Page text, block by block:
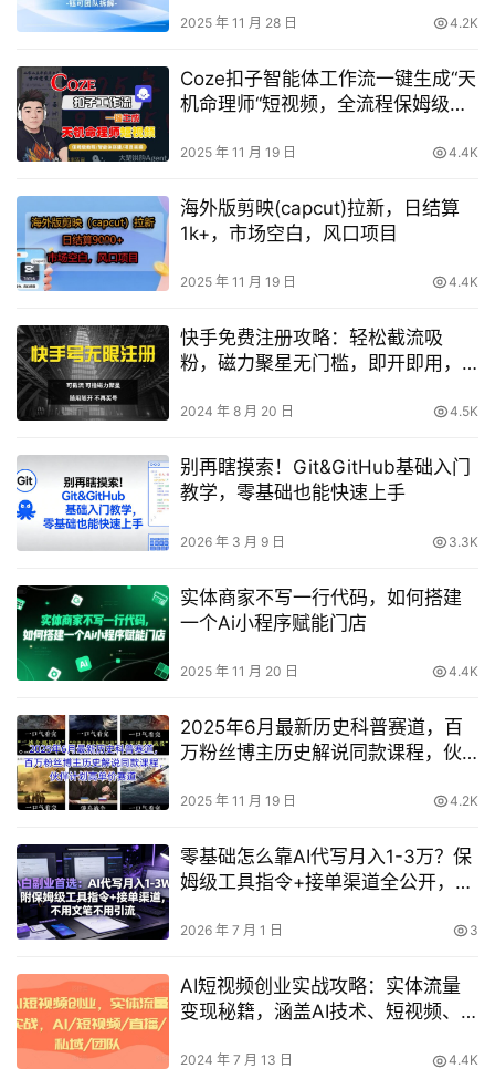
2025 年 11 月 28 日 4.2K
Coze扣子智能体工作流一键生成“天
机命理师“短视频，全流程保姆级教
2025 年 11 月 19 日 4.4K
海外版剪映(capcut)拉新，日结算
1k+，市场空白，风口项目
2025 年 11 月 19 日 4.4K
快手免费注册攻略：轻松截流吸
粉，磁力聚星无门槛，即开即用，
2024 年 8 月 20 日 4.5K
别再瞎摸索！Git&GitHub基础入门
教学，零基础也能快速上手
2026 年 3 月 9 日 3.3K
实体商家不写一行代码，如何搭建
一个Ai小程序赋能门店
2025 年 11 月 20 日 4.4K
2025年6月最新历史科普赛道，百
万粉丝博主历史解说同款课程，伙
2025 年 11 月 19 日 4.2K
零基础怎么靠AI代写月入1-3万？保
姆级工具指令+接单渠道全公开，不
2026 年 7 月 1 日 3
AI短视频创业实战攻略：实体流量
变现秘籍，涵盖AI技术、短视频、
2024 年 7 月 13 日 4.4K